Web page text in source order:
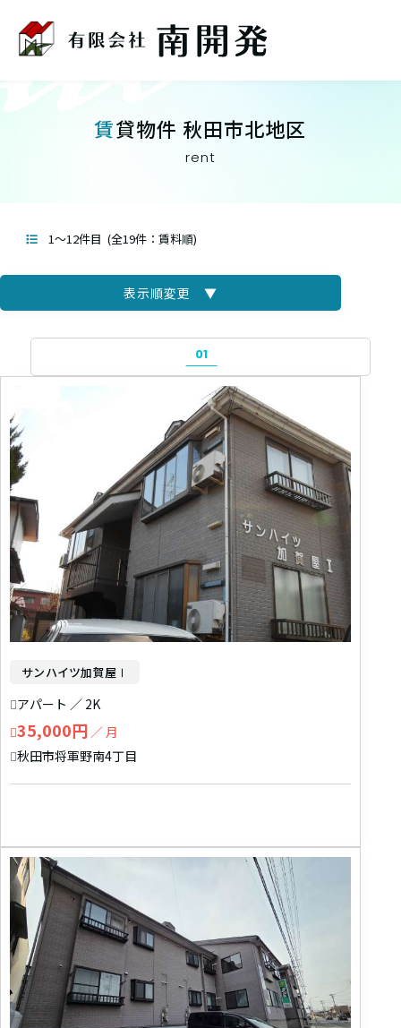
賃貸物件 秋田市北地区
rent
1～12件目 (全19件：賃料順)
表示順変更 ▼
賃料昇順
賃料降順
専有面積昇順
専有面積降順
築年昇順
築年降順
01
サンハイツ加賀屋Ⅰ
アパート ／ 2K
35,000円 ／ 月
秋田市将軍野南4丁目